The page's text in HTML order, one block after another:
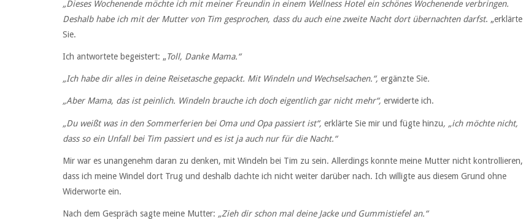
„Dieses Wochenende möchte ich mit meiner Freundin in einem Wellness Hotel ein schönes Wochenende verbringen.
Deshalb habe ich mit der Mutter von Tim gesprochen, dass du auch eine zweite Nacht dort übernachten darfst. „erklärte
Sie.
Ich antwortete begeistert: „Toll, Danke Mama.“
„Ich habe dir alles in deine Reisetasche gepackt. Mit Windeln und Wechselsachen.“, ergänzte Sie.
„Aber Mama, das ist peinlich. Windeln brauche ich doch eigentlich gar nicht mehr“, erwiderte ich.
„Du weißt was in den Sommerferien bei Oma und Opa passiert ist“, erklärte Sie mir und fügte hinzu, „ich möchte nicht,
dass so ein Unfall bei Tim passiert und es ist ja auch nur für die Nacht.“
Mir war es unangenehm daran zu denken, mit Windeln bei Tim zu sein. Allerdings konnte meine Mutter nicht kontrollieren,
dass ich meine Windel dort Trug und deshalb dachte ich nicht weiter darüber nach. Ich willigte aus diesem Grund ohne
Widerworte ein.
Nach dem Gespräch sagte meine Mutter: „Zieh dir schon mal deine Jacke und Gummistiefel an.“